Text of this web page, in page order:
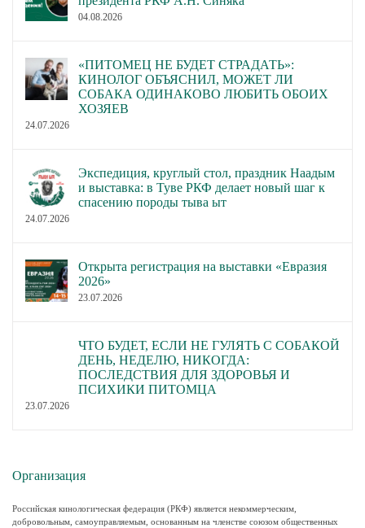
04.08.2026
«ПИТОМЕЦ НЕ БУДЕТ СТРАДАТЬ»:
КИНОЛОГ ОБЪЯСНИЛ, МОЖЕТ ЛИ
СОБАКА ОДИНАКОВО ЛЮБИТЬ ОБОИХ
ХОЗЯЕВ
24.07.2026
Экспедиция, круглый стол, праздник Наадым
и выставка: в Туве РКФ делает новый шаг к
спасению породы тыва ыт
24.07.2026
Открыта регистрация на выставки «Евразия
2026»
23.07.2026
ЧТО БУДЕТ, ЕСЛИ НЕ ГУЛЯТЬ С СОБАКОЙ
ДЕНЬ, НЕДЕЛЮ, НИКОГДА:
ПОСЛЕДСТВИЯ ДЛЯ ЗДОРОВЬЯ И
ПСИХИКИ ПИТОМЦА
23.07.2026
Организация
Российская кинологическая федерация (РКФ) является некоммерческим,
добровольным, самоуправляемым, основанным на членстве союзом общественных